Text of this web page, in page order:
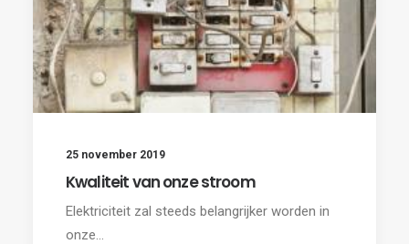
25 november 2019
Kwaliteit van onze stroom
Elektriciteit zal steeds belangrijker worden in
onze…